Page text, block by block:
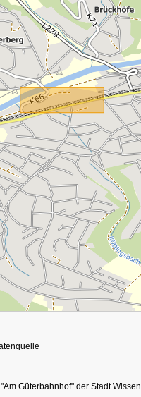
Güterbahnhof" der Stadt Wissen